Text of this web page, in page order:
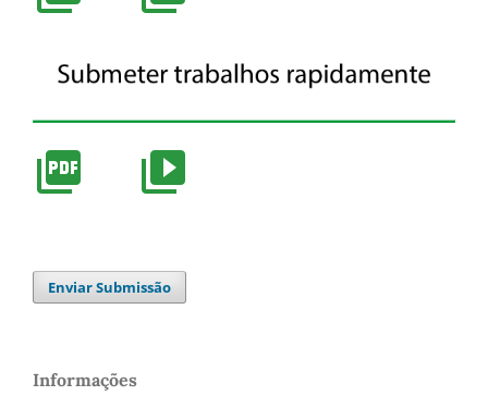
Enviar Submissão
Informações